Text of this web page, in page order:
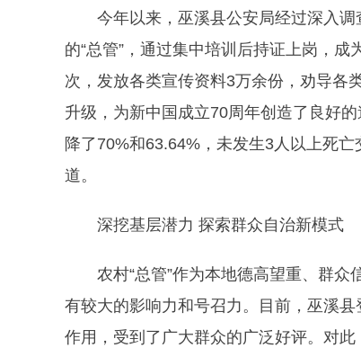
今年以来，巫溪县公安局经过深入
的“总管”，通过集中培训后持证上岗，
次，发放各类宣传资料3万余份，劝导各
升级，为新中国成立70周年创造了良好
降了70%和63.64%，未发生3人以上死
道。
深挖基层潜力 探索群众自治新模式
农村“总管”作为本地德高望重、群
有较大的影响力和号召力。目前，巫溪
作用，受到了广大群众的广泛好评。对